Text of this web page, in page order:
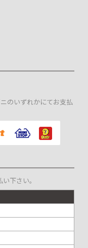
のいずれかにてお支払
下さい。